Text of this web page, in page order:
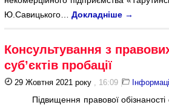
Ю.Савицького…Докладніше →
Консультування з
суб’єктів пробації
29 Жовтня 2021 року , 16:09 |
Підвищення правової обізнаності